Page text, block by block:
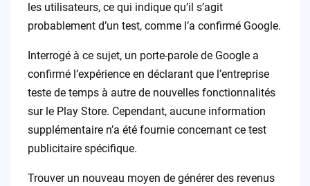
les utilisateurs, ce qui indique qu’il s’agit
probablement d’un test, comme l’a confirmé Google.
Interrogé à ce sujet, un porte-parole de Google a
confirmé l’expérience en déclarant que l’entreprise
teste de temps à autre de nouvelles fonctionnalités
sur le Play Store. Cependant, aucune information
supplémentaire n’a été fournie concernant ce test
publicitaire spécifique.
Trouver un nouveau moyen de générer des revenus